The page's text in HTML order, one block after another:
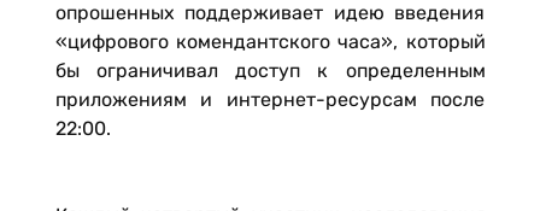
опрошенных поддерживает идею введения
«цифрового комендантского часа», который
бы ограничивал доступ к определенным
приложениям и интернет-ресурсам после
22:00.